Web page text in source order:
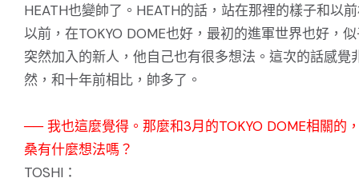
HEATH也變帥了。HEATH的話，站在那裡的樣子和以
以前，在TOKYO DOME也好，最初的進軍世界也好，
突然加入的新人，他自己也有很多想法。這次的話感覺
然，和十年前相比，帥多了。
── 我也這麼覺得。那麼和3月的TOKYO DOME相關的
桑有什麼想法嗎？
TOSHI：